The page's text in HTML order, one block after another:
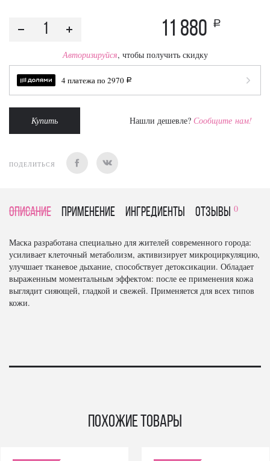
11 880 a
Авторизируйся, чтобы получить скидку
4 платежа по 2970 a
Купить Нашли дешевле? Сообщите нам!
ПОДЕЛИТЬСЯ
Описание Применение Ингредиенты отзывы 0
Маска разработана специально для жителей современного города:
усиливает клеточный метаболизм, активизирует микроциркуляцию,
улучшает тканевое дыхание, способствует детоксикации. Обладает
выраженным моментальным эффектом: после ее применения кожа
выглядит сияющей, гладкой и свежей. Применяется для всех типов
кожи.
Похожие товары